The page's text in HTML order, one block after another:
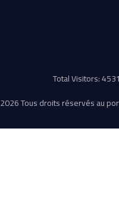
Total Visitors:
2026 Tous droits réservés au